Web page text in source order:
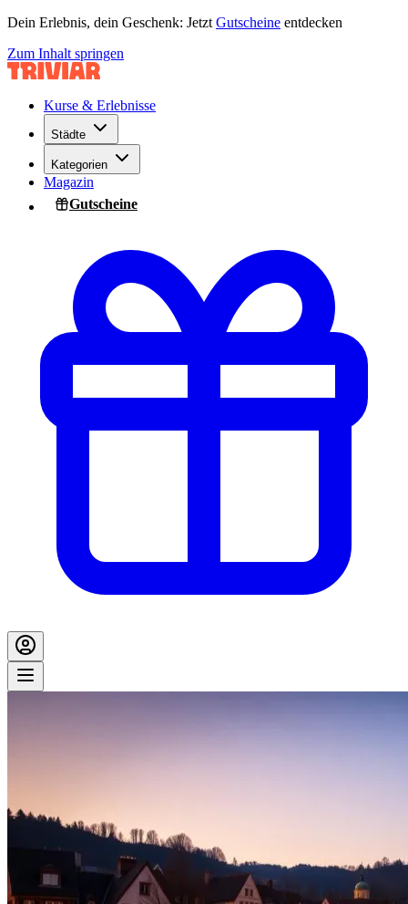
Dein Erlebnis, dein Geschenk: Jetzt Gutscheine entdecken
Zum Inhalt springen
Kurse & Erlebnisse
Städte
Kategorien
Magazin
Gutscheine